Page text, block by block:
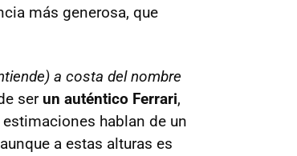
más generosa, que
a costa del nombre
ser un auténtico Ferrari,
hablan de un
a estas alturas es